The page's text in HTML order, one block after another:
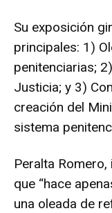
Su exposición
principales: 1)
penitenciarias;
Justicia; y 3)
creación del
sistema
Peralta
que “hace
una oleada de